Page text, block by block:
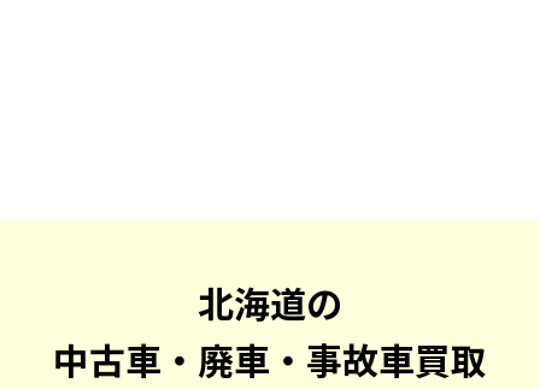
北海道の
中古車・廃車・事故車買取